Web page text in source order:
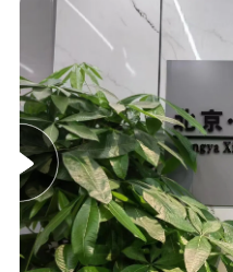
qualité élevée et le meilleur
sont la satisfaction et la
de se concentrer sur les détails
de communiquer avec les
livraison sans heurts et de
marchandises . Nous
produits logistiques fiables et
économique. De ce fait, nous
vendeurs de pièces
automobiles ont une forte